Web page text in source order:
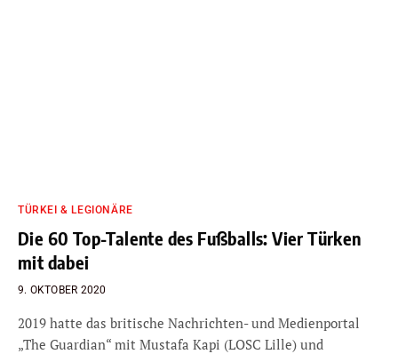
TÜRKEI & LEGIONÄRE
Die 60 Top-Talente des Fußballs: Vier Türken
mit dabei
9. OKTOBER 2020
2019 hatte das britische Nachrichten- und Medienportal
„The Guardian“ mit Mustafa Kapi (LOSC Lille) und